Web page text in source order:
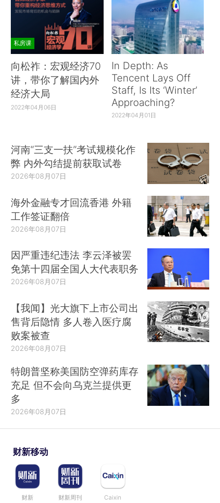
私房课
向松祚：宏观经济70
讲，带你了解国内外
经济大局
2022年04月06日
In Depth: As
Tencent Lays Off
Staff, Is Its ‘Winter’
Approaching?
2022年04月01日
河南“三支一扶”考试规模化作
弊 内外勾结提前获取试卷
2026年08月07日
海外金融专才回流香港 外籍
工作签证翻倍
2026年08月07日
因严重违纪违法 李云泽被罢
免第十四届全国人大代表职务
2026年08月07日
【我闻】光大旗下上市公司出
售背后隐情 多人卷入医疗腐
败案被查
2026年08月07日
特朗普坚称美国防空弹药库存
充足 但不会向乌克兰提供更
多
2026年08月07日
财新移动
财新 财新周刊 Caixin